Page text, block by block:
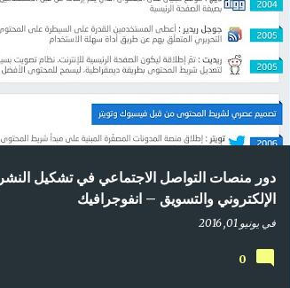
دور منصات التواصل الاجتماعي في تشكيل النشر
الإلكتروني والتسويق – انفوجرافيك
فييونيو 01, 2016
اعلام اجتماعي انفوجراف
تسويق إلكتروني تسويق المحتوى تواصل اجتماعي
0